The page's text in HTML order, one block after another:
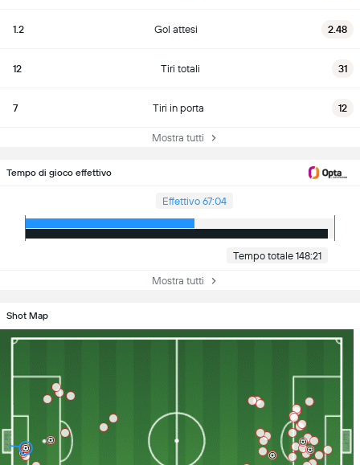
1.2 Gol attesi 2.48
12 Tiri totali 31
7 Tiri in porta 12
Mostra tutti
Tempo di gioco effettivo
Effettivo 67:04
Tempo totale 148:21
Mostra tutti
Shot Map